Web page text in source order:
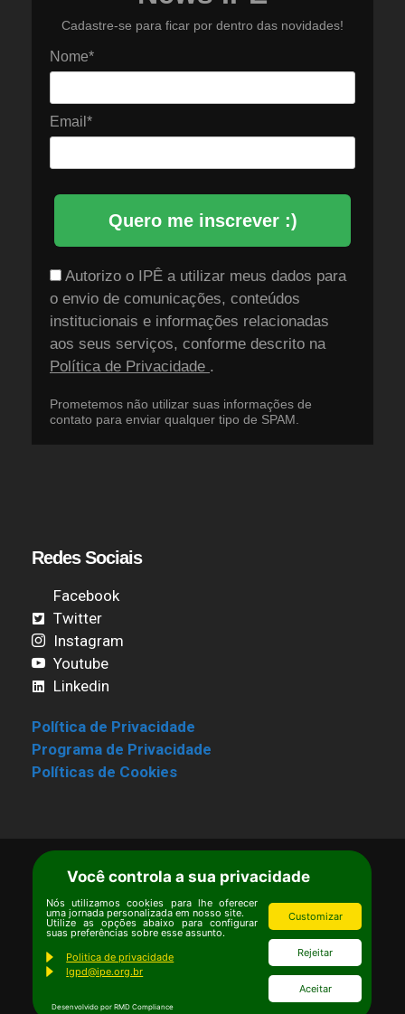
Cadastre-se para ficar por dentro das novidades!
Nome*
Email*
Quero me inscrever :)
Autorizo o IPÊ a utilizar meus dados para
o envio de comunicações, conteúdos
institucionais e informações relacionadas
aos seus serviços, conforme descrito na
Política de Privacidade .
Prometemos não utilizar suas informações de
contato para enviar qualquer tipo de SPAM.
Redes Sociais
Facebook
Twitter
Instagram
Youtube
Linkedin
Política de Privacidade
Programa de Privacidade
Políticas de Cookies
Termos de Uso |Estatuto
Copyright © Ipê – Instituto de Pesquisas
Ecológicas.
Email:
ipe@ipe.org.br
Você controla a sua privacidade
Nós utilizamos cookies para lhe oferecer
uma jornada personalizada em nosso site.
Utilize as opções abaixo para configurar
suas preferências sobre esse assunto.
Politica de privacidade
lgpd@ipe.org.br
Customizar
Rejeitar
Aceitar
Desenvolvido por RMD Compliance